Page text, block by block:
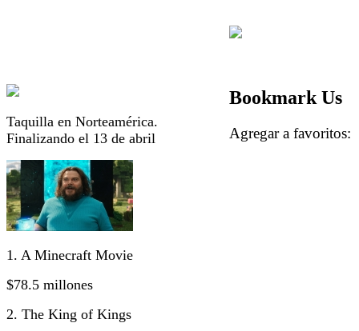
Taquilla en Norteamérica.
Finalizando el 13 de abril
1. A Minecraft Movie
$78.5 millones
2. The King of Kings
Bookmark Us
Agregar a